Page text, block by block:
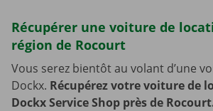
Récupérer une voiture de
région de Rocourt
Vous serez bientôt au volant d’une
Dockx. Récupérez votre voiture de
Dockx Service Shop près de